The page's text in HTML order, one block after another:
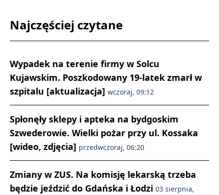
Najczęściej czytane
Wypadek na terenie firmy w Solcu
Kujawskim. Poszkodowany 19-latek zmarł w
szpitalu [aktualizacja] wczoraj, 09:12
Spłonęły sklepy i apteka na bydgoskim
Szwederowie. Wielki pożar przy ul. Kossaka
[wideo, zdjęcia] przedwczoraj, 06:20
Zmiany w ZUS. Na komisję lekarską trzeba
będzie jeździć do Gdańska i Łodzi 03 sierpnia,